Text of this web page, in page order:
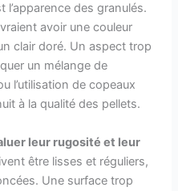
l’apparence des granulés.
avoir une couleur
clair doré. Un aspect trop
un mélange de
l’utilisation de copeaux
à la qualité des pellets.
leur rugosité et leur
être lisses et réguliers,
Une surface trop